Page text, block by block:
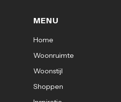
MENU
Home
Woonruimte
Woonstijl
Shoppen